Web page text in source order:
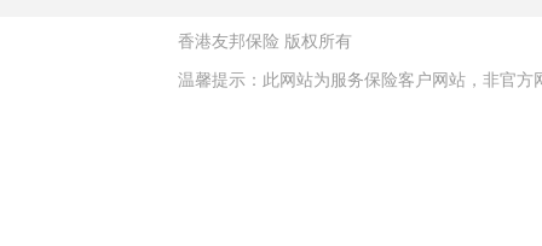
香港友邦保险 版权所有
温馨提示：此网站为服务保险客户网站，非官方